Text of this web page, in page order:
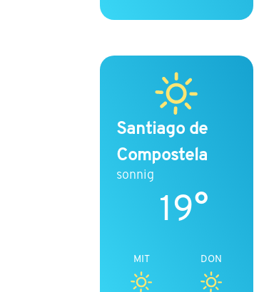
Santiago de
Compostela
sonnig
19°
MIT DON